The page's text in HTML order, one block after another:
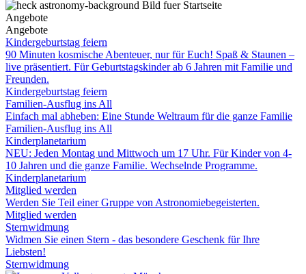
Angebote
Angebote
Kindergeburtstag feiern
90 Minuten kosmische Abenteuer, nur für Euch! Spaß & Staunen –
live präsentiert. Für Geburtstagskinder ab 6 Jahren mit Familie und
Freunden.
Kindergeburtstag feiern
Familien-Ausflug ins All
Einfach mal abheben: Eine Stunde Weltraum für die ganze Familie
Familien-Ausflug ins All
Kinderplanetarium
NEU: Jeden Montag und Mittwoch um 17 Uhr. Für Kinder von 4-
10 Jahren und die ganze Familie. Wechselnde Programme.
Kinderplanetarium
Mitglied werden
Werden Sie Teil einer Gruppe von Astronomiebegeisterten.
Mitglied werden
Sternwidmung
Widmen Sie einen Stern - das besondere Geschenk für Ihre
Liebsten!
Sternwidmung